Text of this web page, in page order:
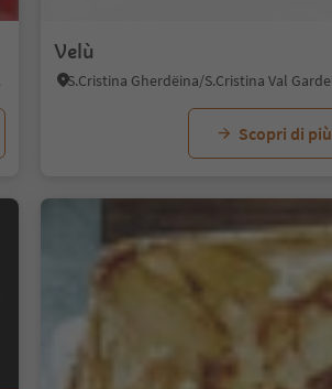
Velù
Scopri di più